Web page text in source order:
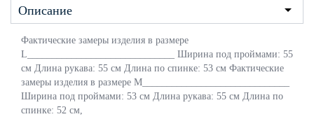
Описание
Фактические замеры изделия в размере
L______________________________ Ширина под проймами: 55
см Длина рукава: 55 см Длина по спинке: 53 см Фактические
замеры изделия в размере M______________________________
Ширина под проймами: 53 см Длина рукава: 55 см Длина по
спинке: 52 см,